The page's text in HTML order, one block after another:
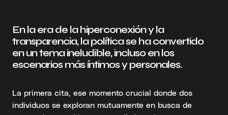
En la era de la hiperconexión y la
transparencia, la política se ha convertido
en un tema ineludible, incluso en los
escenarios más íntimos y personales.
La primera cita, ese momento crucial donde dos
individuos se exploran mutuamente en busca de